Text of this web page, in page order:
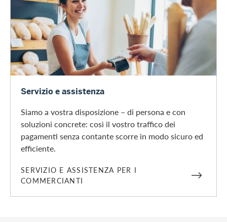
Servizio e assistenza per i commercianti
Servizio e assistenza
Siamo a vostra disposizione – di persona e con
soluzioni concrete: così il vostro traffico dei
pagamenti senza contante scorre in modo sicuro ed
efficiente.
SERVIZIO E ASSISTENZA PER I
COMMERCIANTI